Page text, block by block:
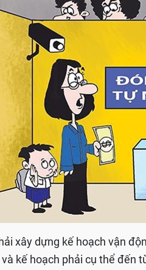
xây dựng kế hoạch vận
kế hoạch phải cụ thể đến